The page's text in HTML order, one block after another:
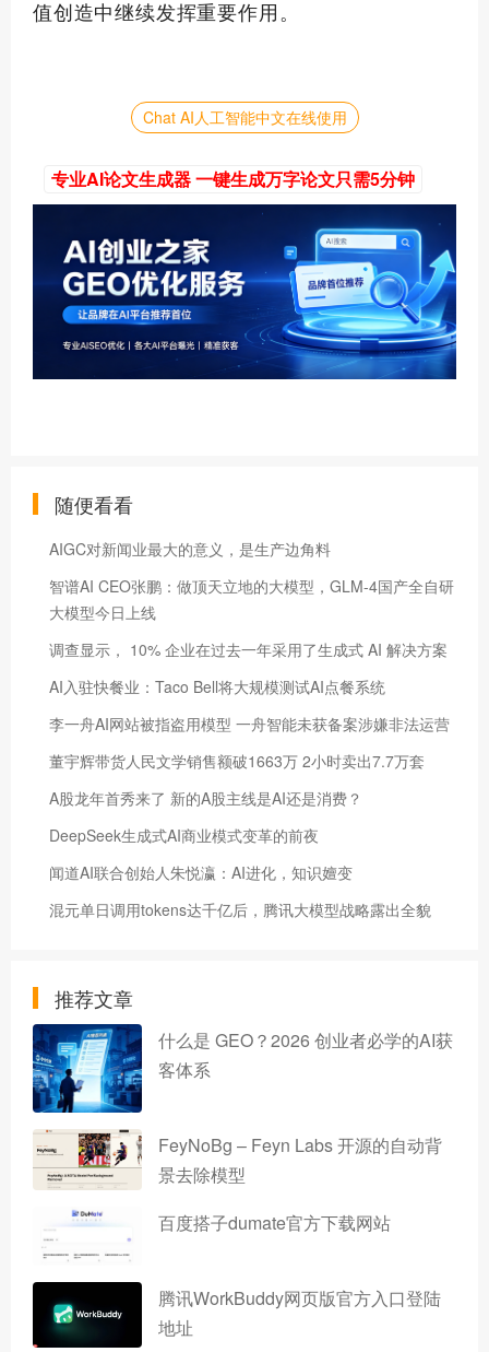
值创造中继续发挥重要作用。
Chat AI人工智能中文在线使用
专业AI论文生成器 一键生成万字论文只需5分钟
随便看看
AIGC对新闻业最大的意义，是生产边角料
智谱AI CEO张鹏：做顶天立地的大模型，GLM-4国产全自研
大模型今日上线
调查显示， 10% 企业在过去一年采用了生成式 AI 解决方案
AI入驻快餐业：Taco Bell将大规模测试AI点餐系统
李一舟AI网站被指盗用模型 一舟智能未获备案涉嫌非法运营
董宇辉带货人民文学销售额破1663万 2小时卖出7.7万套
A股龙年首秀来了 新的A股主线是AI还是消费？
DeepSeek生成式AI商业模式变革的前夜
闻道AI联合创始人朱悦瀛：AI进化，知识嬗变
混元单日调用tokens达千亿后，腾讯大模型战略露出全貌
推荐文章
什么是 GEO？2026 创业者必学的AI获
客体系
FeyNoBg – Feyn Labs 开源的自动背
景去除模型
百度搭子dumate官方下载网站
腾讯WorkBuddy网页版官方入口登陆
地址